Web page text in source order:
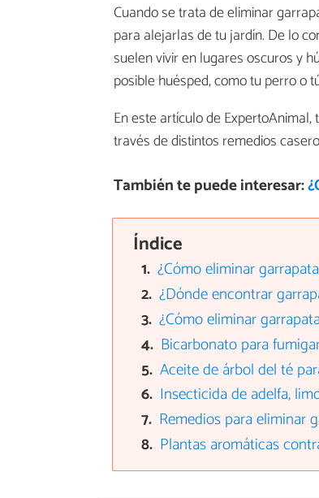
Cuando se trata de eliminar
para alejarlas de tu jardín. De lo
suelen vivir en lugares oscuros y
posible huésped, como tu perro o
En este artículo de ExpertoAnimal,
través de distintos remedios
También te puede interesar:
Índice
¿Cómo eliminar
¿Dónde encontrar
¿Cómo eliminar
Bicarbonato para
Aceite de árbol del té
Insecticida de adelfa,
Remedios para eliminar
Plantas aromáticas